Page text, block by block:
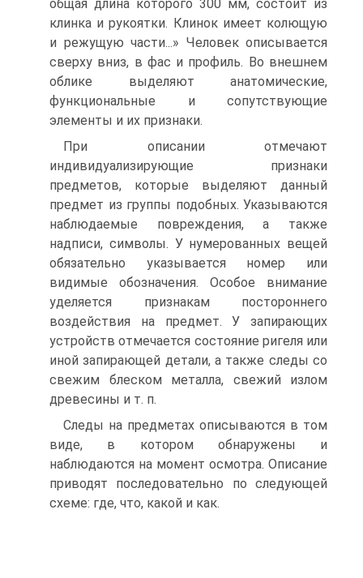
общая длина которого 300 мм, состоит из
клинка и рукоятки. Клинок имеет колющую
и режущую части...» Человек описывается
сверху вниз, в фас и профиль. Во внешнем
облике выделяют анатомические,
функциональные и сопутствующие
элементы и их признаки.
При описании отмечают
индивидуализирующие признаки
предметов, которые выделяют данный
предмет из группы подобных. Указываются
наблюдаемые повреждения, а также
надписи, символы. У нумерованных вещей
обязательно указывается номер или
видимые обозначения. Особое внимание
уделяется признакам постороннего
воздействия на предмет. У запирающих
устройств отмечается состояние ригеля или
иной запирающей детали, а также следы со
свежим блеском металла, свежий излом
древесины и т. п.
Следы на предметах описываются в том
виде, в котором обнаружены и
наблюдаются на момент осмотра. Описание
приводят последовательно по следующей
схеме: где, что, какой и как.